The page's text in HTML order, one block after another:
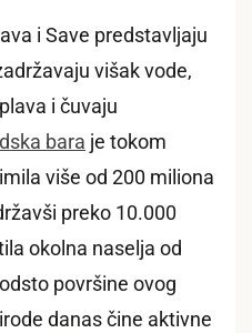
i Save predstavljaju
višak vode,
i čuvaju
bara je tokom
više od 200 miliona
preko 10.000
okolna naselja od
površine ovog
danas čine aktivne